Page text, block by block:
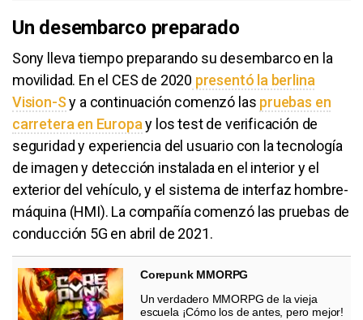
Un desembarco preparado
Sony lleva tiempo preparando su desembarco en la
movilidad. En el CES de 2020 presentó la berlina
Vision-Sy a continuación comenzó las pruebas en
carretera en Europay los test de verificación de
seguridad y experiencia del usuario con la tecnología
de imagen y detección instalada en el interior y el
exterior del vehículo, y el sistema de interfaz hombre-
máquina (HMI). La compañía comenzó las pruebas de
conducción 5G en abril de 2021.
Corepunk MMORPG
Un verdadero MMORPG de la vieja
escuela ¡Cómo los de antes, pero mejor!